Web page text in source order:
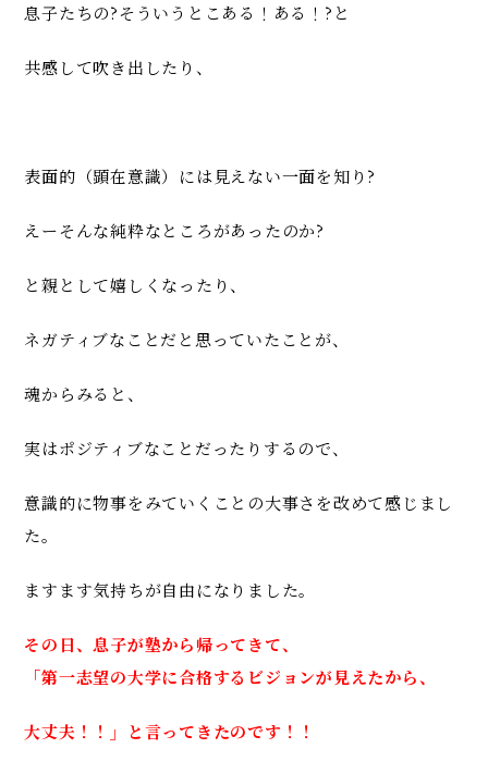
息子たちの?そういうとこある！ある！?と
共感して吹き出したり、
表面的（顕在意識）には見えない一面を知り?
えーそんな純粋なところがあったのか?
と親として嬉しくなったり、
ネガティブなことだと思っていたことが、
魂からみると、
実はポジティブなことだったりするので、
意識的に物事をみていくことの大事さを改めて感じまし
た。
ますます気持ちが自由になりました。
その日、息子が塾から帰ってきて、
「第一志望の大学に合格するビジョンが見えたから、
大丈夫！！」と言ってきたのです！！